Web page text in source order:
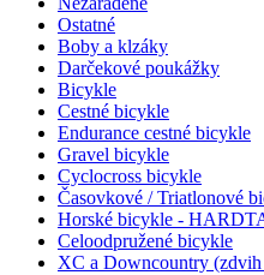
Ostatné
Boby a klzáky
Darčekové poukážky
Bicykle
Cestné bicykle
Endurance cestné bicykle
Gravel bicykle
Cyclocross bicykle
Časovkové / Triatlonové
Horské bicykle -
Celoodpružené bicykle
XC a Downcountry